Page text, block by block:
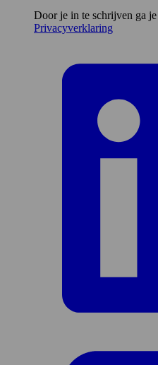
Door je in te schrijven ga
Privacyverklaring